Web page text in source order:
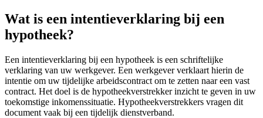
Wat is een intentieverklaring bij een
hypotheek?
Een intentieverklaring bij een hypotheek is een schriftelijke
verklaring van uw werkgever. Een werkgever verklaart hierin de
intentie om uw tijdelijke arbeidscontract om te zetten naar een vast
contract. Het doel is de hypotheekverstrekker inzicht te geven in uw
toekomstige inkomenssituatie. Hypotheekverstrekkers vragen dit
document vaak bij een tijdelijk dienstverband.